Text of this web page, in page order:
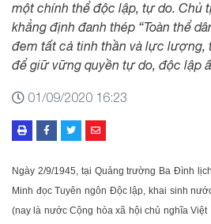
một chính thể độc lập, tự do. Chủ
khẳng định đanh thép “Toàn thể
đem tất cả tinh thần và lực lượng,
để giữ vững quyền tự do, độc lập
01/09/2020 16:23
Ngày 2/9/1945, tại Quảng trường Ba Đình
Minh đọc Tuyên ngôn Độc lập, khai sinh
(nay là nước Cộng hòa xã hội chủ nghĩa